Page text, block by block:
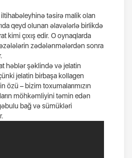
iltihabəleyhinə təsirə malik olan
qeyd olunan əlavələrlə birlikdə
kimi çıxış edir. O oynaqlarda
əzələlərin zədələnmələrdən sonra
həblər şəklində və jelatin
jelatin birbaşa kollagen
özü – bizim toxumalarımızın
möhkəmliyini təmin edən
bağ və sümükləri